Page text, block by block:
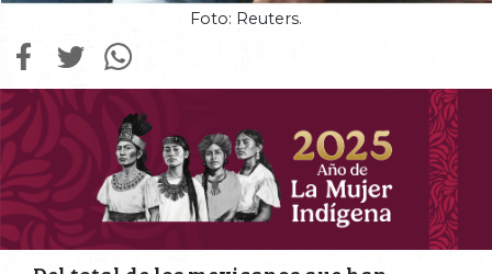
Foto: Reuters.